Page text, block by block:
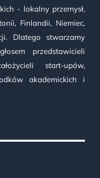
- lokalny przemysł,
Finlandii, Niemiec,
Dlatego stwarzamy
przedstawicieli
start-upów,
akademickich i